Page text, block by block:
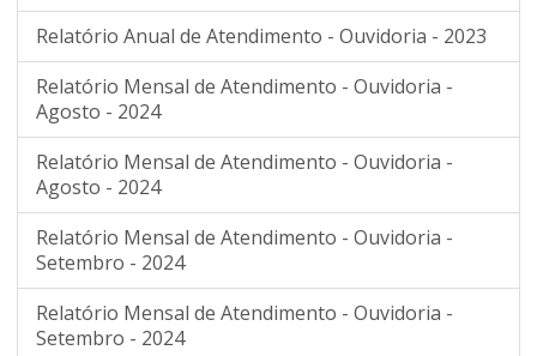
Relatório Anual de Atendimento - Ouvidoria - 2023
Relatório Mensal de Atendimento - Ouvidoria -
Agosto - 2024
Relatório Mensal de Atendimento - Ouvidoria -
Agosto - 2024
Relatório Mensal de Atendimento - Ouvidoria -
Setembro - 2024
Relatório Mensal de Atendimento - Ouvidoria -
Setembro - 2024